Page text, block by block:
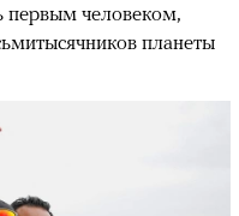
первым человеком,
планеты